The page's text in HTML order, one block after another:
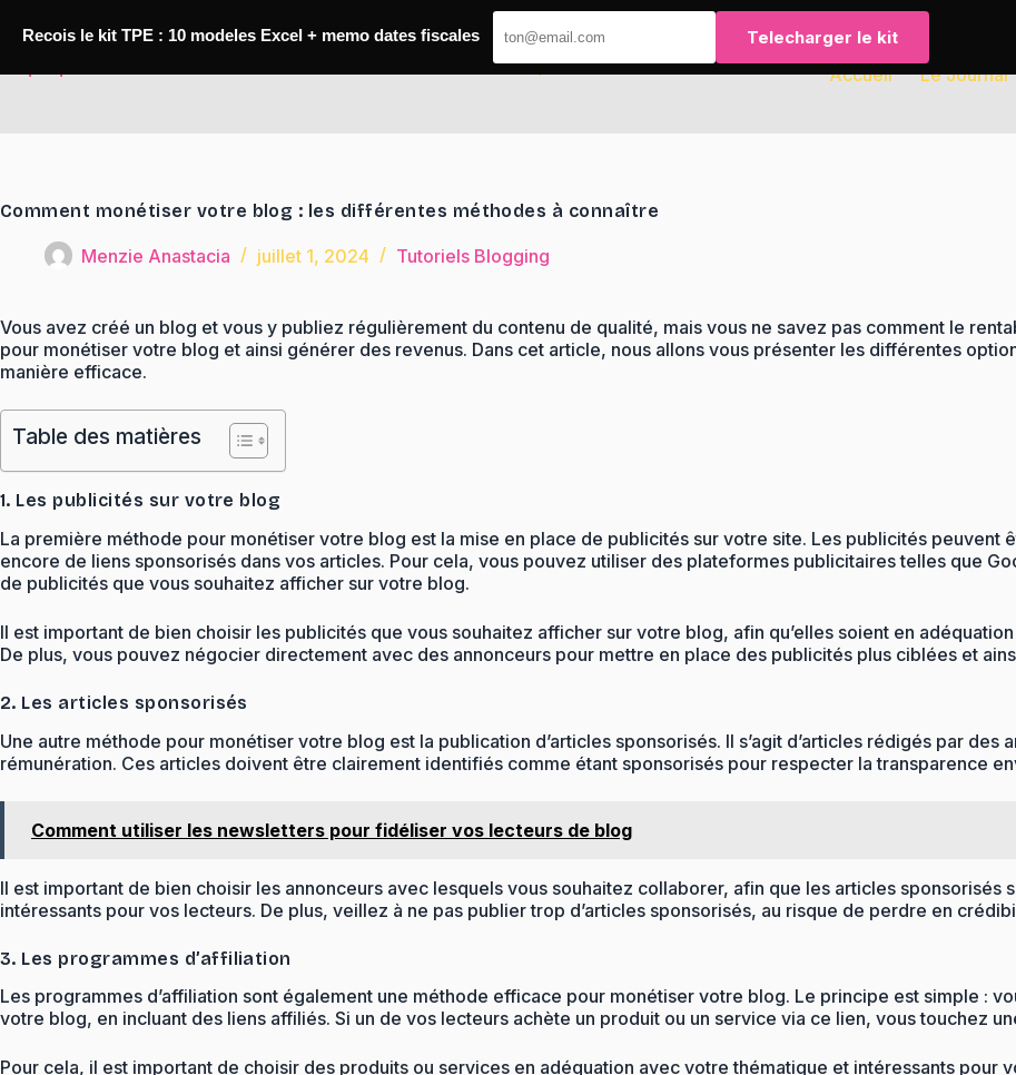
Accueil Le Journal
Comment monétiser votre blog : les différentes méthodes à connaître
Menzie Anastacia juillet 1, 2024 Tutoriels Blogging
Vous avez créé un blog et vous y publiez régulièrement du contenu de qualité, mais vous ne savez pas comment le
pour monétiser votre blog et ainsi générer des revenus. Dans cet article, nous allons vous présenter les différentes
manière efficace.
Table des matières
1. Les publicités sur votre blog
La première méthode pour monétiser votre blog est la mise en place de publicités sur votre site. Les publicités
encore de liens sponsorisés dans vos articles. Pour cela, vous pouvez utiliser des plateformes publicitaires telles que
de publicités que vous souhaitez afficher sur votre blog.
Il est important de bien choisir les publicités que vous souhaitez afficher sur votre blog, afin qu’elles soient en
De plus, vous pouvez négocier directement avec des annonceurs pour mettre en place des publicités plus ciblées et
2. Les articles sponsorisés
Une autre méthode pour monétiser votre blog est la publication d’articles sponsorisés. Il s’agit d’articles rédigés par des
rémunération. Ces articles doivent être clairement identifiés comme étant sponsorisés pour respecter la transparence
Comment utiliser les newsletters pour fidéliser vos lecteurs de blog
Il est important de bien choisir les annonceurs avec lesquels vous souhaitez collaborer, afin que les articles
intéressants pour vos lecteurs. De plus, veillez à ne pas publier trop d’articles sponsorisés, au risque de perdre en
3. Les programmes d’affiliation
Les programmes d’affiliation sont également une méthode efficace pour monétiser votre blog. Le principe est simple :
votre blog, en incluant des liens affiliés. Si un de vos lecteurs achète un produit ou un service via ce lien, vous touchez
Pour cela, il est important de choisir des produits ou services en adéquation avec votre thématique et intéressants pour
Recois le kit TPE : 10 modeles Excel + memo dates fiscales Telecharger le kit